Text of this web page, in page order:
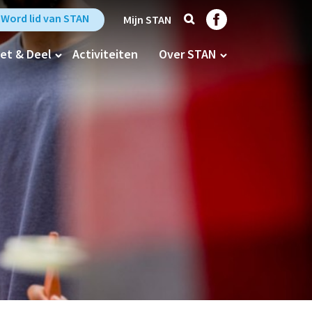
Word lid van STAN Mijn STAN Zoek Trefpunt Stan op
& Deel Activiteiten Over STAN